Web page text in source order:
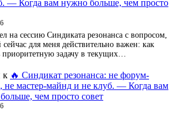
— Когда вам нужно больше, чем просто
на сессию Синдиката резонанса с вопросом,
сейчас для меня действительно важен: как
приоритетную задачу в текущих…
к 🔥 Синдикат резонанса: не форум-
не мастер-майнд и не клуб. — Когда вам
чем просто совет